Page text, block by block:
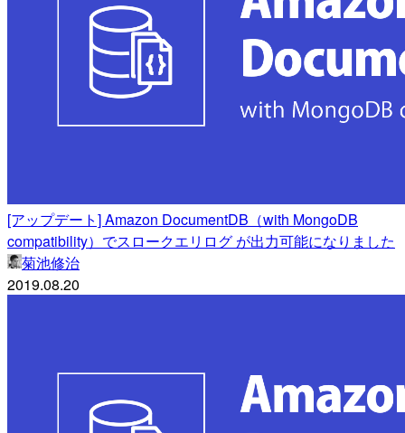
[アップデート] Amazon DocumentDB（with MongoDB
compatibility）でスロークエリログ が出力可能になりました
菊池修治
2019.08.20